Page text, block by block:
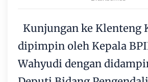
Kunjungan ke Klenteng
dipimpin oleh Kepala
Wahyudi dengan